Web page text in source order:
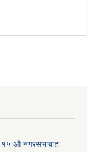
१५ ‍‍‍औ नगरसभाबाट